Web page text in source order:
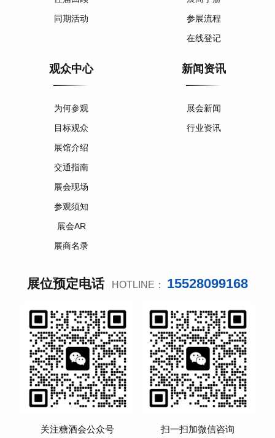
同期活动
参展流程
在线登记
观众中心
为何参观
目标观众
展馆介绍
交通指南
展会现场
参观须知
展会AR
展商名录
新闻资讯
展会新闻
行业资讯
展位预定电话 HOTLINE： 15528099168
关注糖酒会公众号 扫一扫加微信咨询